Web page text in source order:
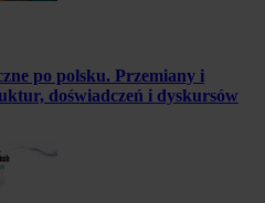
po polsku. Przemiany i
doświadczeń i dyskursów